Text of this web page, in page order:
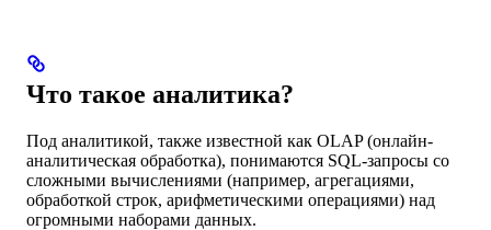
Что такое аналитика?
Под аналитикой, также известной как OLAP (онлайн-
аналитическая обработка), понимаются SQL-запросы со
сложными вычислениями (например, агрегациями,
обработкой строк, арифметическими операциями) над
огромными наборами данных.